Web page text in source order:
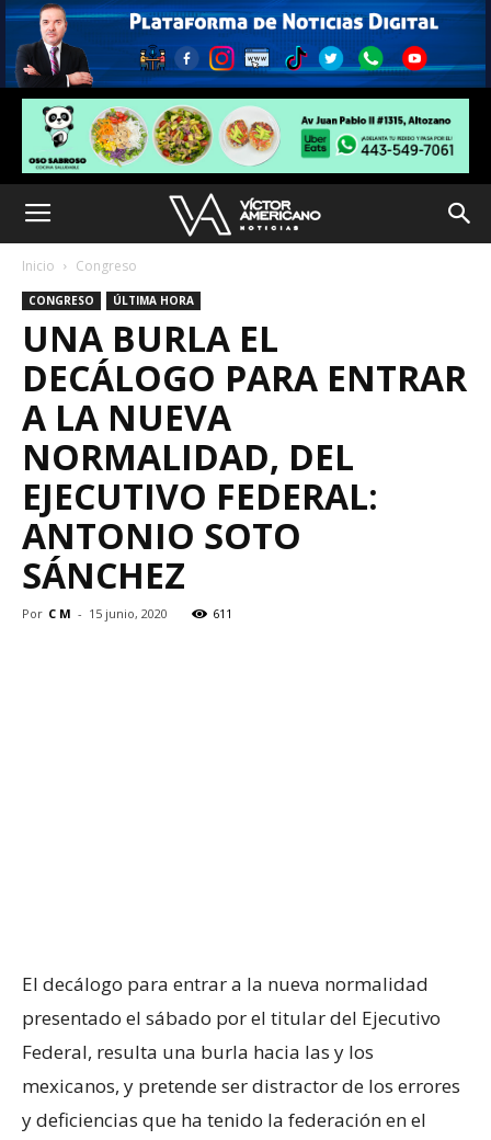
Inicio Congreso
CONGRESO ÚLTIMA HORA
UNA BURLA EL
DECÁLOGO PARA ENTRAR
A LA NUEVA
NORMALIDAD, DEL
EJECUTIVO FEDERAL:
ANTONIO SOTO
SÁNCHEZ
Por C M - 15 junio, 2020 611
El decálogo para entrar a la nueva normalidad
presentado el sábado por el titular del Ejecutivo
Federal, resulta una burla hacia las y los
mexicanos, y pretende ser distractor de los errores
y deficiencias que ha tenido la federación en el